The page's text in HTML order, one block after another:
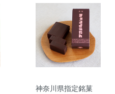
神奈川県指定銘菓